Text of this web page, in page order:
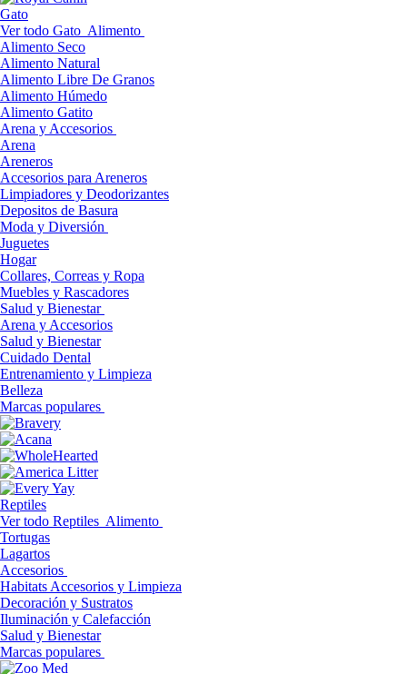
Gato
Ver todo Gato Alimento
Alimento Seco
Alimento Natural
Alimento Libre De Granos
Alimento Húmedo
Alimento Gatito
Arena y Accesorios
Arena
Areneros
Accesorios para Areneros
Limpiadores y Deodorizantes
Depositos de Basura
Moda y Diversión
Juguetes
Hogar
Collares, Correas y Ropa
Muebles y Rascadores
Salud y Bienestar
Arena y Accesorios
Salud y Bienestar
Cuidado Dental
Entrenamiento y Limpieza
Belleza
Marcas populares
Reptiles
Ver todo Reptiles Alimento
Tortugas
Lagartos
Accesorios
Habitats Accesorios y Limpieza
Decoración y Sustratos
Iluminación y Calefacción
Salud y Bienestar
Marcas populares